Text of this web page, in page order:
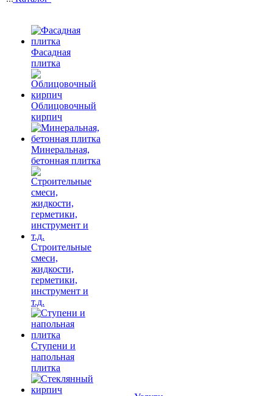
Фасадная
плитка
Облицовочный
кирпич
Минеральная,
бетонная плитка
Строительные
смеси,
жидкости,
герметики,
инструмент и
т.д.
Ступени и
напольная
плитка